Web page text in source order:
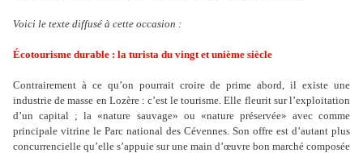
Voici le texte diffusé à cette occasion :
Écotourisme durable : la turista du vingt et unième siècle
Contrairement à ce qu’on pourrait croire de prime abord, il existe une
industrie de masse en Lozère : c’est le tourisme. Elle fleurit sur l’exploitation
d’un capital ; la «nature sauvage» ou «nature préservée» avec comme
principale vitrine le Parc national des Cévennes. Son offre est d’autant plus
concurrencielle qu’elle s’appuie sur une main d’œuvre bon marché composée